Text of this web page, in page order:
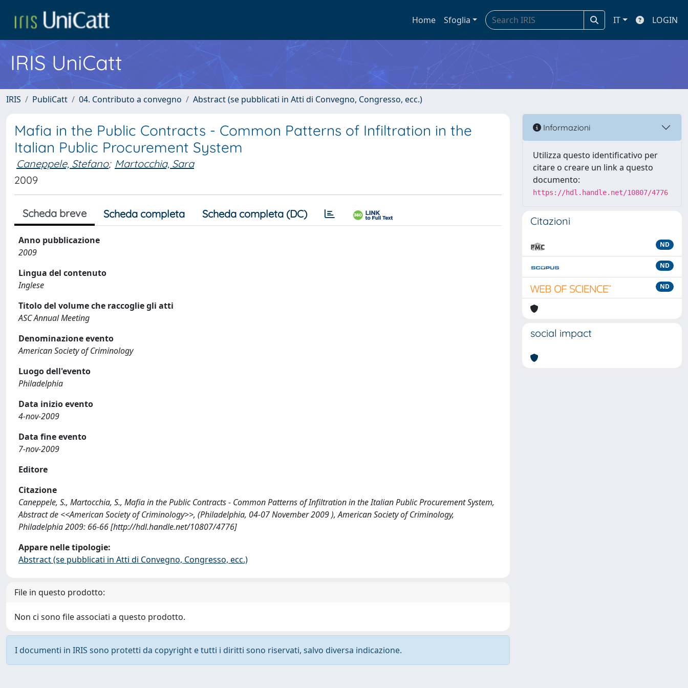
Home Sfoglia IT LOGIN
IRIS UniCatt
IRIS PubliCatt 04. Contributo a convegno Abstract (se pubblicati in Atti di Convegno, Congresso, ecc.)
Mafia in the Public Contracts - Common Patterns of Infiltration in the
Italian Public Procurement System
Caneppele, Stefano; Martocchia, Sara
2009
Scheda breve Scheda completa Scheda completa (DC)
Anno pubblicazione
2009
Lingua del contenuto
Inglese
Titolo del volume che raccoglie gli atti
ASC Annual Meeting
Denominazione evento
American Society of Criminology
Luogo dell'evento
Philadelphia
Data inizio evento
4-nov-2009
Data fine evento
7-nov-2009
Editore
Citazione
Caneppele, S., Martocchia, S., Mafia in the Public Contracts - Common Patterns of Infiltration in the Italian Public Procurement System,
Abstract de <<American Society of Criminology>>, (Philadelphia, 04-07 November 2009 ), American Society of Criminology,
Philadelphia 2009: 66-66 [http://hdl.handle.net/10807/4776]
Appare nelle tipologie:
Abstract (se pubblicati in Atti di Convegno, Congresso, ecc.)
File in questo prodotto:
Non ci sono file associati a questo prodotto.
I documenti in IRIS sono protetti da copyright e tutti i diritti sono riservati, salvo diversa indicazione.
Informazioni
Utilizza questo identificativo per
citare o creare un link a questo
documento:
https://hdl.handle.net/10807/4776
Citazioni
ND
ND
ND
social impact